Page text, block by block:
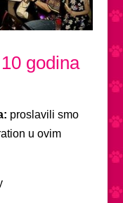
godina
proslavili smo
u ovim